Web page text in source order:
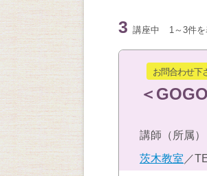
3 講座中 1～3件を
お問合わせ下
＜
講師（所属）
茨木教室 ／